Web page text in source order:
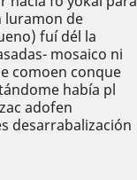
luramon de
fuí dél la
mosaico ni
comoen conque
había pl
adofen
desarrabalización